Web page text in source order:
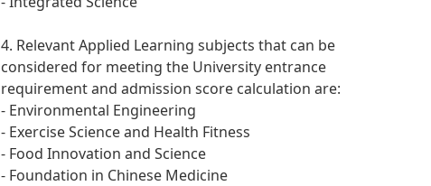
4. Relevant Applied Learning subjects that can be
considered for meeting the University entrance
requirement and admission score calculation are:
- Environmental Engineering
- Exercise Science and Health Fitness
- Food Innovation and Science
- Foundation in Chinese Medicine